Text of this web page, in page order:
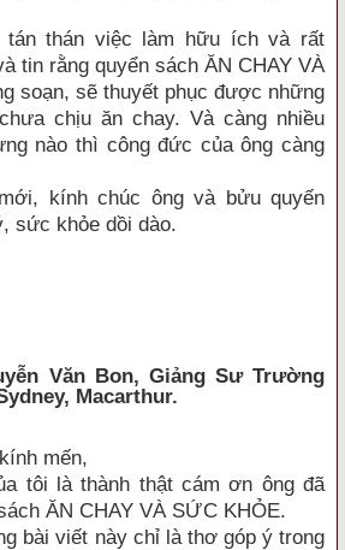
tán thán việc làm hữu ích và rất
tin rằng quyển sách ĂN CHAY VÀ
soạn, sẽ thuyết phục được những
chịu ăn chay. Và càng nhiều
nào thì công đức của ông càng
kính chúc ông và bửu quyến
sức khỏe dồi dào.
Văn Bon, Giảng Sư Trường
Macarthur.
mến,
tôi là thành thật cám ơn ông đã
ĂN CHAY VÀ SỨC KHỎE.
bài viết này chỉ là thơ góp ý trong